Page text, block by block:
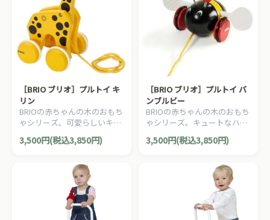
［BRIO ブリオ］プルトイ キ
リン
BRIOの赤ちゃんの木のおもち
ゃシリーズ。可愛らしいキリ
ンの木製プルトイです。
3,500円(税込3,850円)
［BRIO ブリオ］プルトイ バ
ンブルビー
BRIOの赤ちゃんの木のおもち
ゃシリーズ。キュートなハチ
の木製プルトイです。
3,500円(税込3,850円)